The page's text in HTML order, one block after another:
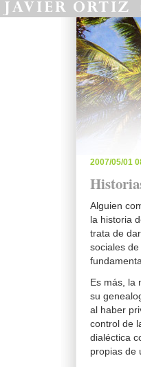
2007/05/01
Alguien
la historia
trata de
sociales
Es más, la
su
al haber
control de
dialéctica
propias de